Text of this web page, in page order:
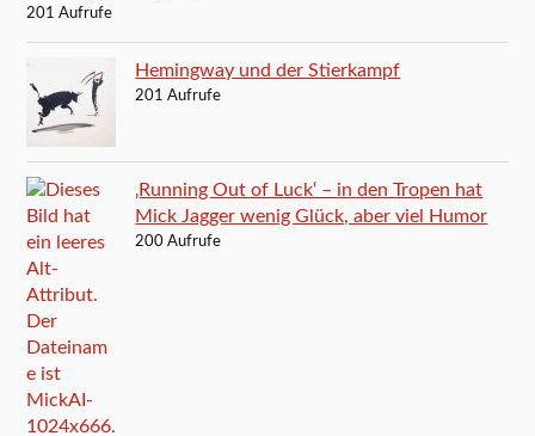
201 Aufrufe
Hemingway und der Stierkampf
201 Aufrufe
‚Running Out of Luck‘ – in den Tropen hat
Mick Jagger wenig Glück, aber viel Humor
200 Aufrufe